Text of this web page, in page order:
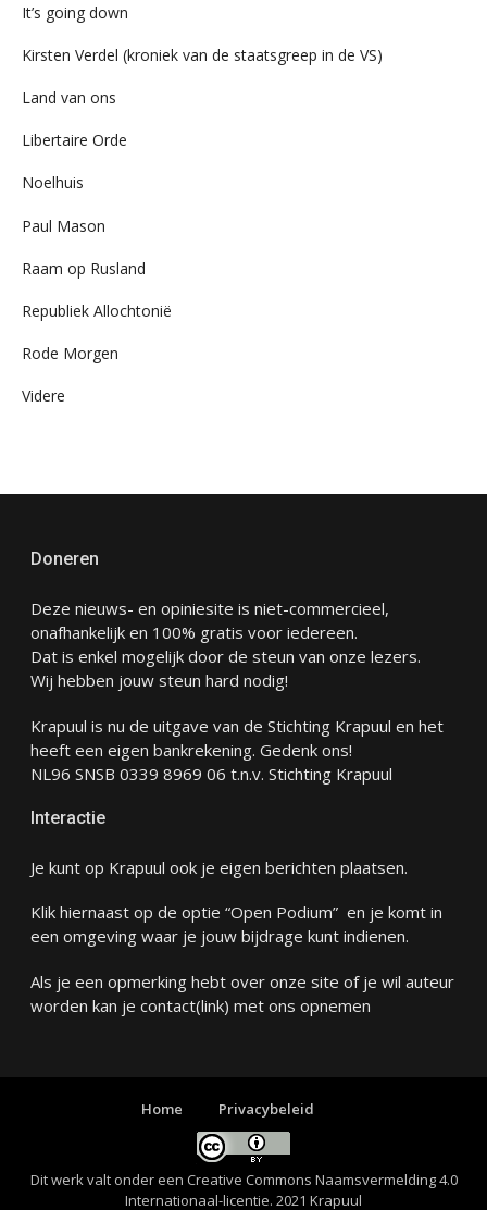
It’s going down
Kirsten Verdel (kroniek van de staatsgreep in de VS)
Land van ons
Libertaire Orde
Noelhuis
Paul Mason
Raam op Rusland
Republiek Allochtonië
Rode Morgen
Videre
Doneren
Deze nieuws- en opiniesite is niet-commercieel,
onafhankelijk en 100% gratis voor iedereen.
Dat is enkel mogelijk door de steun van onze lezers.
Wij hebben jouw steun hard nodig!
Krapuul is nu de uitgave van de Stichting Krapuul en het
heeft een eigen bankrekening. Gedenk ons!
NL96 SNSB 0339 8969 06 t.n.v. Stichting Krapuul
Interactie
Je kunt op Krapuul ook je eigen berichten plaatsen.
Klik hiernaast op de optie “Open Podium” en je komt in
een omgeving waar je jouw bijdrage kunt indienen.
Als je een opmerking hebt over onze site of je wil auteur
worden kan je contact(link) met ons opnemen
Home Privacybeleid
Dit werk valt onder een Creative Commons Naamsvermelding 4.0
Internationaal-licentie. 2021 Krapuul